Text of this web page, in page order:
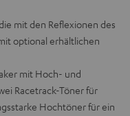
mit den Reflexionen des
optional erhältlichen
mit Hoch- und
Racetrack-Töner für
Hochtöner für ein